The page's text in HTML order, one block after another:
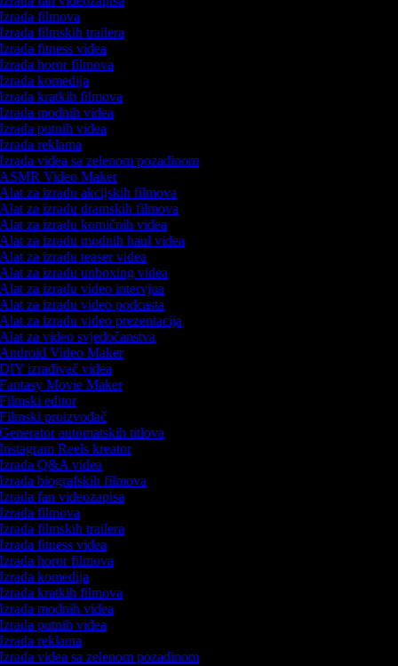
filmova
filmskih trailera
fitness videa
horor filmova
komedija
kratkih filmova
modnih videa
putnih videa
reklama
videa sa zelenom pozadinom
Video Maker
za izradu akcijskih filmova
za izradu dramskih filmova
za izradu komičnih videa
za izradu modnih haul videa
za izradu teaser videa
za izradu unboxing videa
za izradu video intervjua
za izradu video podcasta
za izradu video prezentacija
za video svjedočanstva
Video Maker
izrađivač videa
Movie Maker
editor
proizvođač
automatskih titlova
Reels kreator
Q&A videa
biografskih filmova
fan videozapisa
filmova
filmskih trailera
fitness videa
horor filmova
komedija
kratkih filmova
modnih videa
putnih videa
reklama
videa sa zelenom pozadinom